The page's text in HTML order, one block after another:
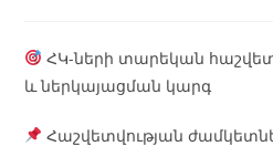
ՀԿ-ների տարեկան
և ներկայացման կարգ
Հաշվետվության